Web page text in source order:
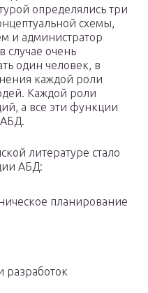
определялись три
схемы,
и администратор
случае очень
один человек, в
каждой роли
Каждой роли
а все эти функции
литературе стало
АБД:
планирование
разработок